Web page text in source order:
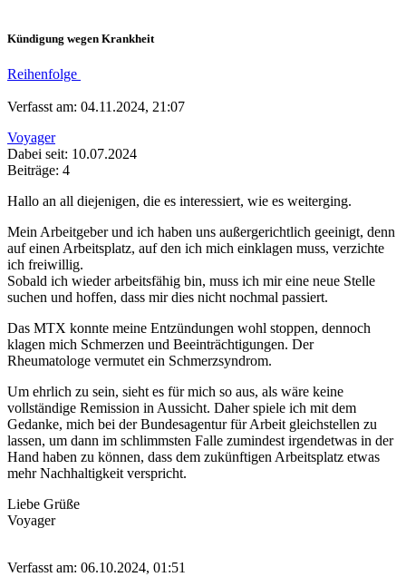
Kündigung wegen Krankheit
Reihenfolge
Verfasst am: 04.11.2024, 21:07
Voyager
Dabei seit: 10.07.2024
Beiträge: 4
Hallo an all diejenigen, die es interessiert, wie es weiterging.
Mein Arbeitgeber und ich haben uns außergerichtlich geeinigt, denn
auf einen Arbeitsplatz, auf den ich mich einklagen muss, verzichte
ich freiwillig.
Sobald ich wieder arbeitsfähig bin, muss ich mir eine neue Stelle
suchen und hoffen, dass mir dies nicht nochmal passiert.
Das MTX konnte meine Entzündungen wohl stoppen, dennoch
klagen mich Schmerzen und Beeinträchtigungen. Der
Rheumatologe vermutet ein Schmerzsyndrom.
Um ehrlich zu sein, sieht es für mich so aus, als wäre keine
vollständige Remission in Aussicht. Daher spiele ich mit dem
Gedanke, mich bei der Bundesagentur für Arbeit gleichstellen zu
lassen, um dann im schlimmsten Falle zumindest irgendetwas in der
Hand haben zu können, dass dem zukünftigen Arbeitsplatz etwas
mehr Nachhaltigkeit verspricht.
Liebe Grüße
Voyager
Verfasst am: 06.10.2024, 01:51